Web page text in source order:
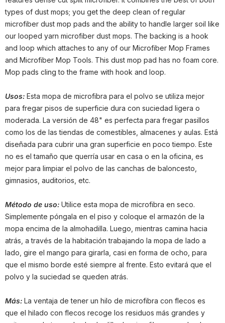
types of dust mops; you get the deep clean of regular
microfiber dust mop pads and the ability to handle larger soil like
our looped yarn microfiber dust mops. The backing is a hook
and loop which attaches to any of our Microfiber Mop Frames
and Microfiber Mop Tools. This dust mop pad has no foam core.
Mop pads cling to the frame with hook and loop.
Usos: Esta mopa de microfibra para el polvo se utiliza mejor
para fregar pisos de superficie dura con suciedad ligera o
moderada. La versión de 48" es perfecta para fregar pasillos
como los de las tiendas de comestibles, almacenes y aulas. Está
diseñada para cubrir una gran superficie en poco tiempo. Este
no es el tamaño que querría usar en casa o en la oficina, es
mejor para limpiar el polvo de las canchas de baloncesto,
gimnasios, auditorios, etc.
Método de uso: Utilice esta mopa de microfibra en seco.
Simplemente póngala en el piso y coloque el armazón de la
mopa encima de la almohadilla. Luego, mientras camina hacia
atrás, a través de la habitación trabajando la mopa de lado a
lado, gire el mango para girarla, casi en forma de ocho, para
que el mismo borde esté siempre al frente. Esto evitará que el
polvo y la suciedad se queden atrás.
Más: La ventaja de tener un hilo de microfibra con flecos es
que el hilado con flecos recoge los residuos más grandes y